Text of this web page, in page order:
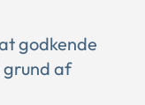
godkende
grund af